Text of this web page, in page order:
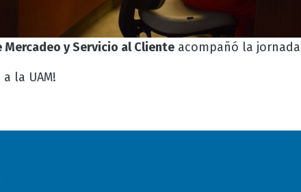
Mercadeo y Servicio al Clienteacompañó la jornada
la UAM!